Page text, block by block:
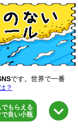
です。世界で一番
？
でもらえる
で良い小瓶